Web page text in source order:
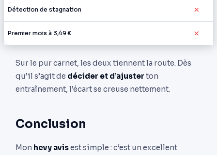
Détection de stagnation ✗
Premier mois à 3,49 € ✗
Sur le pur carnet, les deux tiennent la route. Dès
qu’il s’agit de décider et d’ajuster ton
entraînement, l’écart se creuse nettement.
Conclusion
Mon hevy avisest simple : c’est un excellent